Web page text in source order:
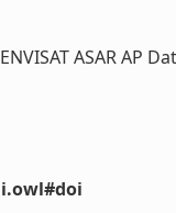
ASAR AP